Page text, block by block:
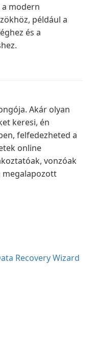
modern
például a
és a
Akár olyan
keresi, én
felfedezheted a
online
vonzóak
megalapozott
Recovery Wizard